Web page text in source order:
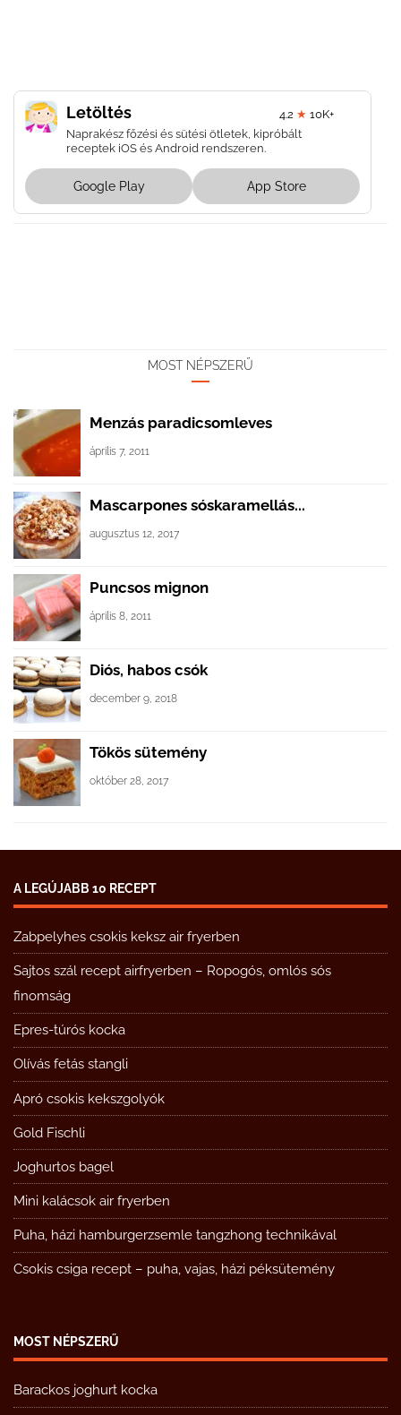
Letöltés 4.2 ★ 10K+
Naprakész főzési és sütési ötletek, kipróbált
receptek iOS és Android rendszeren.
Google Play App Store
MOST NÉPSZERŰ
Menzás paradicsomleves
április 7, 2011
Mascarpones sóskaramellás...
augusztus 12, 2017
Puncsos mignon
április 8, 2011
Diós, habos csók
december 9, 2018
Tökös sütemény
október 28, 2017
A LEGÚJABB 10 RECEPT
Zabpelyhes csokis keksz air fryerben
Sajtos szál recept airfryerben – Ropogós, omlós sós
finomság
Epres-túrós kocka
Olívás fetás stangli
Apró csokis kekszgolyók
Gold Fischli
Joghurtos bagel
Mini kalácsok air fryerben
Puha, házi hamburgerzsemle tangzhong technikával
Csokis csiga recept – puha, vajas, házi péksütemény
MOST NÉPSZERŰ
Barackos joghurt kocka